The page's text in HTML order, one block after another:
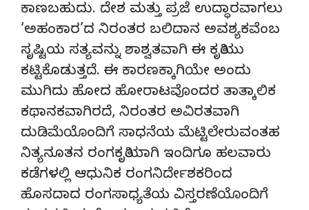
ಕಾಣಬಹುದು. ದೇಶ ಮತ್ತು ಪ್ರಜೆ ಉದ್ಧಾರವಾಗಲು
‘ಅಹಂಕಾರ’ದ ನಿರಂತರ ಬಲಿದಾನ ಅವಶ್ಯಕವೆಂಬ
ಸೃಷ್ಟಿಯ ಸತ್ಯವನ್ನು ಶಾಶ್ವತವಾಗಿ ಈ ಕೃತಿಯು
ಕಟ್ಟಿಕೊಡುತ್ತದೆ. ಈ ಕಾರಣಕ್ಕಾಗಿಯೇ ಅಂದು
ಮುಗಿದು ಹೋದ ಹೋರಾಟವೊಂದರ ತಾತ್ಕಾಲಿಕ
ಕಥಾನಕವಾಗಿರದೆ, ನಿರಂತರ ಅವಿರತವಾಗಿ
ದುಡಿಮೆಯೊಂದಿಗೆ ಸಾಧನೆಯ ಮೆಟ್ಟಿಲೇರುವಂತಹ
ನಿತ್ಯನೂತನ ರಂಗಕೃತಿಯಾಗಿ ಇಂದಿಗೂ ಹಲವಾರು
ಕಡೆಗಳಲ್ಲಿ ಆಧುನಿಕ ರಂಗನಿರ್ದೇಶಕರಿಂದ
ಹೊಸದಾದ ರಂಗಸಾಧ್ಯತೆಯ ವಿಸ್ತರಣೆಯೊಂದಿಗೆ